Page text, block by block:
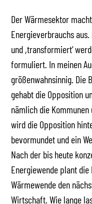
Der Wärmesektor
Energieverbrauchs
und ,transformiert‘
formuliert. In meinen
größenwahnsinnig. Die
gehabt die Opposition
nämlich die
wird die Opposition
bevormundet und ein
Nach der bis heute
Energiewende plant
Wärmewende den
Wirtschaft. Wie lange